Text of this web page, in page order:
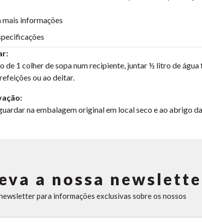
informações
de 1 colher de sopa num recipiente, juntar ½ litro de
ou ao deitar.
na embalagem original em local seco e ao abrigo
a nossa
para informações exclusivas sobre os nossos